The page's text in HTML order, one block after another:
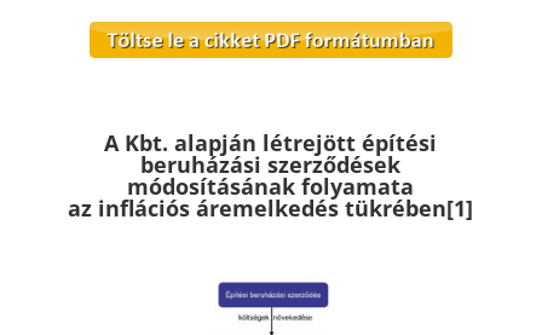
A Kbt. alapján létrejött építési
beruházási szerződések
módosításának folyamata
az inflációs áremelkedés tükrében[1]